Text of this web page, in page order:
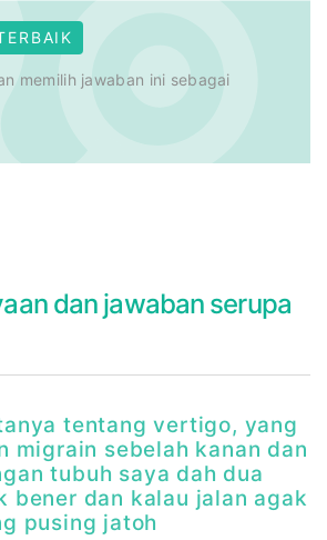
memilih jawaban ini sebagai
dan jawaban serupa
tentang vertigo, yang
migrain sebelah kanan dan
tubuh saya dah dua
bener dan kalau jalan agak
pusing jatoh